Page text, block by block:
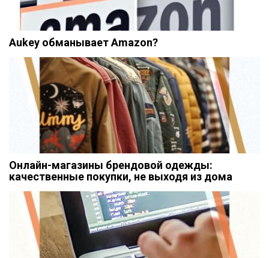
Aukey обманывает Amazon?
Онлайн-магазины брендовой одежды:
качественные покупки, не выходя из дома